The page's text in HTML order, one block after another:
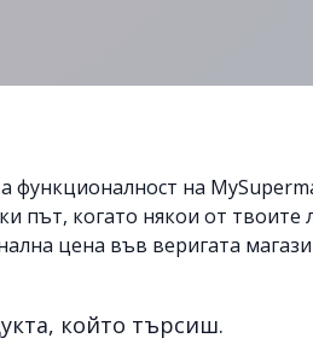
функционалност на
път, когато някои от
цена във веригата
който търсиш.